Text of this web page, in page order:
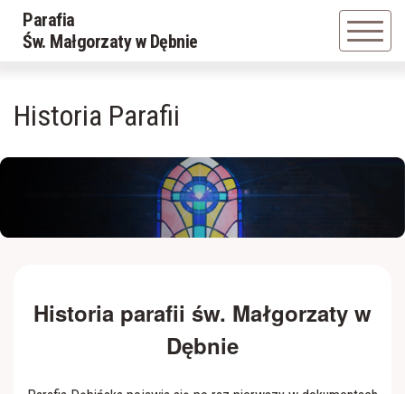
Parafia
Św. Małgorzaty w Dębnie
Duszpasterze
Kaplica cmentarna
Kaplica w Jastwi
Dziewczęca Służba Maryjna
Liturgiczna Służba Ołtarza
Rycerze Jana Pawła II
Historia Parafii
Historia parafii św. Małgorzaty w
Dębnie